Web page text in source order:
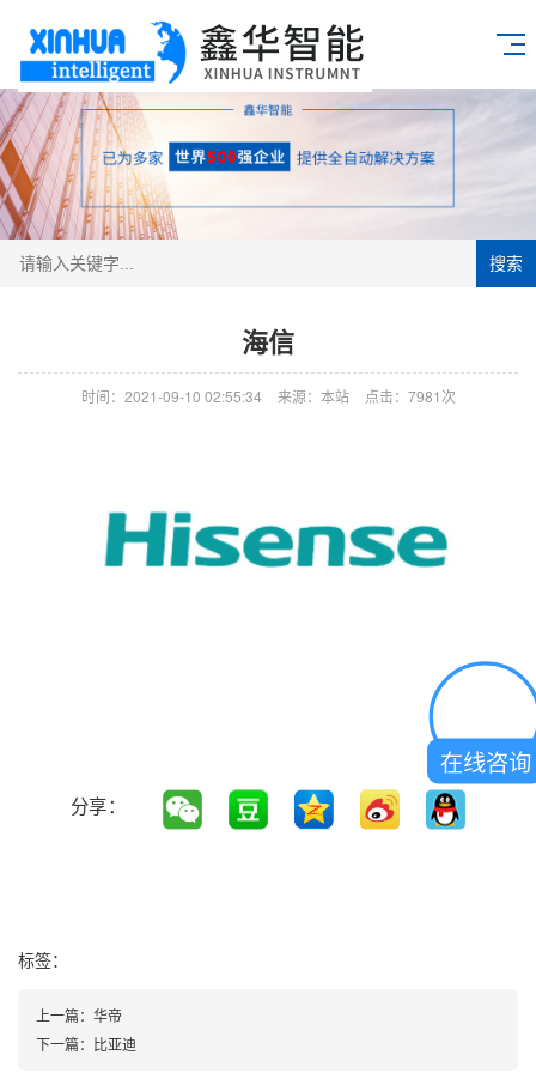
搜索
海信
时间：2021-09-10 02:55:34 来源：本站 点击：7981次
分享：
标签：
上一篇： 华帝
下一篇： 比亚迪
在线咨询